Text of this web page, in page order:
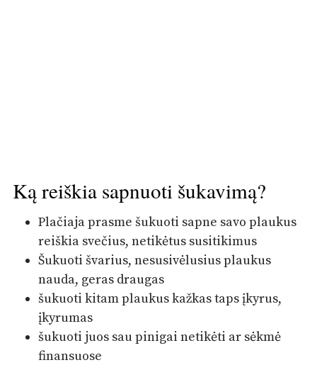
Ką reiškia sapnuoti šukavimą?
Plačiaja prasme šukuoti sapne savo plaukus
reiškia svečius, netikėtus susitikimus
Šukuoti švarius, nesusivėlusius plaukus
nauda, geras draugas
šukuoti kitam plaukus kažkas taps įkyrus,
įkyrumas
šukuoti juos sau pinigai netikėti ar sėkmė
finansuose